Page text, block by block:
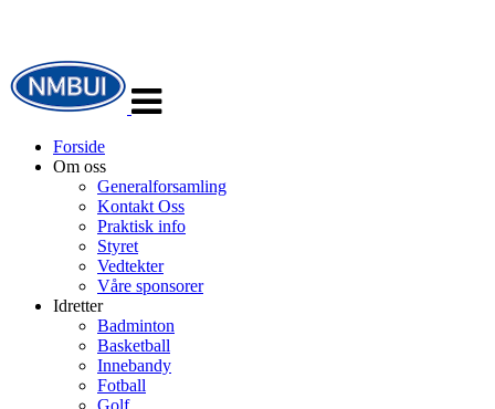
navigasjon
Forside
Om oss
Generalforsamling
Kontakt Oss
Praktisk info
Styret
Vedtekter
Våre sponsorer
Idretter
Badminton
Basketball
Innebandy
Fotball
Golf